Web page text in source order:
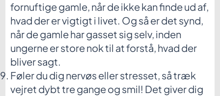
fornuftige gamle, når de ikke kan finde ud af,
hvad der er vigtigt i livet. Og så er det synd,
når de gamle har gasset sig selv, inden
ungerne er store nok til at forstå, hvad der
bliver sagt.
Føler du dig nervøs eller stresset, så træk
vejret dybt tre gange og smil! Det giver dig